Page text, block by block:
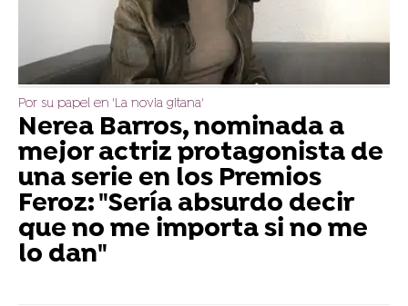
Por su papel en 'La novia gitana'
Nerea Barros, nominada a
mejor actriz protagonista de
una serie en los Premios
Feroz: "Sería absurdo decir
que no me importa si no me
lo dan"